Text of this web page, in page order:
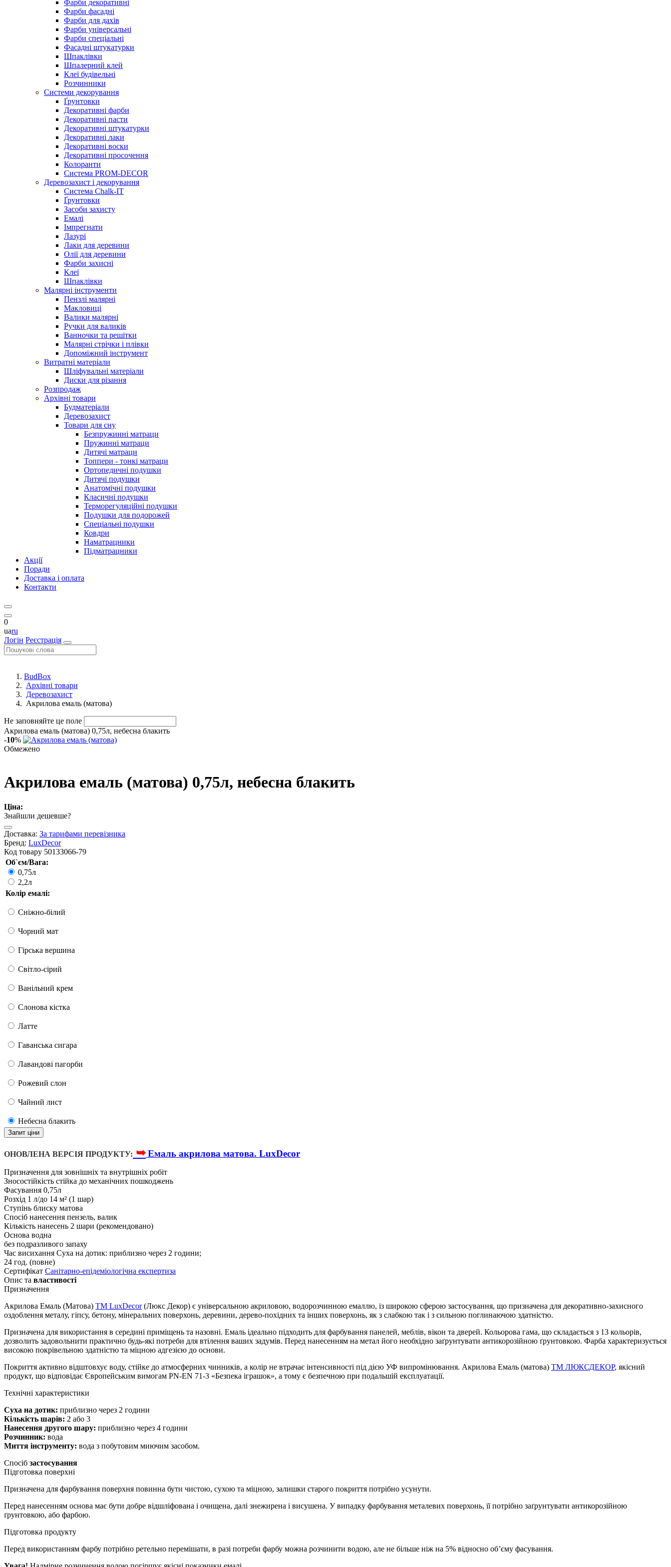
Фарби декоративні
Фарби фасадні
Фарби для дахів
Фарби універсальні
Фарби спеціальні
Фасадні штукатурки
Шпаклівки
Шпалерний клей
Клеї будівельні
Розчинники
Системи декорування
Ґрунтовки
Декоративні фарби
Декоративні пасти
Декоративні штукатурки
Декоративні лаки
Декоративні воски
Декоративні просочення
Колоранти
Система PROM-DECOR
Деревозахист і декорування
Система Chalk-IT
Ґрунтовки
Засоби захисту
Емалі
Імпрегнати
Лазурі
Лаки для деревини
Олії для деревини
Фарби захисні
Клеї
Шпаклівки
Малярні інструменти
Пензлі малярні
Макловиці
Валики малярні
Ручки для валиків
Ванночки та решітки
Малярні стрічки і плівки
Допоміжний інструмент
Витратні матеріали
Шліфувальні матеріали
Диски для різання
Розпродаж
Архівні товари
Будматеріали
Деревозахист
Товари для сну
Безпружинні матраци
Пружинні матраци
Дитячі матраци
Топпери - тонкі матраци
Ортопедичні подушки
Дитячі подушки
Анатомічні подушки
Класичні подушки
Терморегуляційні подушки
Подушки для подорожей
Спеціальні подушки
Ковдри
Наматрацники
Підматрацники
Акції
Поради
Доставка і оплата
Контакти
0
uaru
Логін Реєстрація
BudBox
Архівні товари
Деревозахист
Акрилова емаль (матова)
Не заповняйте це поле
Акрилова емаль (матова) 0,75л, небесна блакить
-10%
Обмежено
Акрилова емаль (матова) 0,75л, небесна блакить
Ціна:
Знайшли дешевше?
Доставка: За тарифами перевізника
Бренд: LuxDecor
Код товару 50133066-79
Об`єм/Вага:
0,75л
2,2л
Колір емалі:
Сніжно-білий
Чорний мат
Гірська вершина
Світло-сірий
Ванільний крем
Слонова кістка
Латте
Гаванська сигара
Лавандові пагорби
Рожевий слон
Чайний лист
Небесна блакить
Запит ціни
ОНОВЛЕНА ВЕРСІЯ ПРОДУКТУ: ➥Емаль акрилова матова. LuxDecor
Призначення для зовнішніх та внутрішніх робіт
Зносостійкість стійка до механічних пошкоджень
Фасування 0,75л
Розхід 1 л/до 14 м² (1 шар)
Ступінь блиску матова
Спосіб нанесення пензель, валик
Кількість нанесень 2 шари (рекомендовано)
Основа водна
без подразливого запаху
Час висихання Суха на дотик: приблизно через 2 години;
24 год. (повне)
Сертифікат Санітарно-епідеміологічна експертиза
Опис та властивості
Призначення
Акрилова Емаль (Матова) TM LuxDecor(Люкс Декор) є універсальною акриловою, водорозчинною емаллю, із широкою сферою застосування, що призначена для декоративно-захисного
оздоблення металу, гіпсу, бетону, мінеральних поверхонь, деревини, дерево-похідних та інших поверхонь, як з слабкою так і з сильною поглинаючою здатністю.
Призначена для використання в середині приміщень та назовні. Емаль ідеально підходить для фарбування панелей, меблів, вікон та дверей. Кольорова гама, що складається з 13 кольорів,
дозволить задовольнити практично будь-які потреби для втілення ваших задумів. Перед нанесенням на метал його необхідно заґрунтувати антикорозійною ґрунтовкою. Фарба характеризується
високою покрівельною здатністю та міцною адгезією до основи.
Покриття активно відштовхує воду, стійке до атмосферних чинників, а колір не втрачає інтенсивності під дією УФ випромінювання. Акрилова Емаль (матова) ТМ ЛЮКСДЕКОР, якісний
продукт, що відповідає Європейським вимогам PN-EN 71-3 «Безпека іграшок», а тому є безпечною при подальшій експлуатації.
Технічні характеристики
Суха на дотик: приблизно через 2 години
Кількість шарів: 2 або 3
Нанесення другого шару: приблизно через 4 години
Розчинник: вода
Миття інструменту: вода з побутовим миючим засобом.
Спосіб застосування
Підготовка поверхні
Призначена для фарбування поверхня повинна бути чистою, сухою та міцною, залишки старого покриття потрібно усунути.
Перед нанесенням основа має бути добре відшліфована і очищена, далі знежирена і висушена. У випадку фарбування металевих поверхонь, її потрібно заґрунтувати антикорозійною
ґрунтовкою, або фарбою.
Підготовка продукту
Перед використанням фарбу потрібно ретельно перемішати, в разі потреби фарбу можна розчинити водою, але не більше ніж на 5% відносно об’єму фасування.